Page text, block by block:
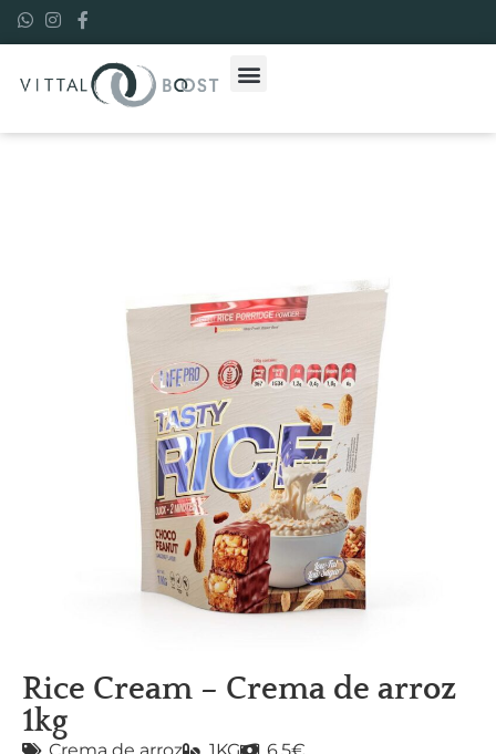
Rice Cream – Crema de arroz
1kg